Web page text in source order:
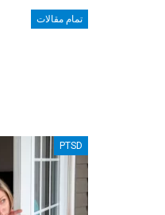
تمام مقالات
PTSD